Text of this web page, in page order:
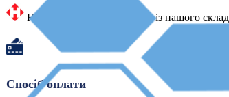
Нова Пошта або самовивіз із нашого
Спосіб оплати